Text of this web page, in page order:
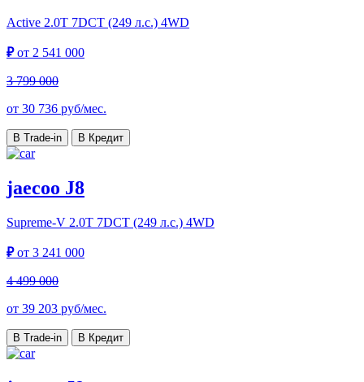
Active 2.0T 7DCT (249 л.с.) 4WD
₽от 2 541 000
3 799 000
от 30 736 руб/мес.
В Trade-in В Кредит
jaecoo J8
Supreme-V 2.0T 7DCT (249 л.с.) 4WD
₽от 3 241 000
4 499 000
от 39 203 руб/мес.
В Trade-in В Кредит